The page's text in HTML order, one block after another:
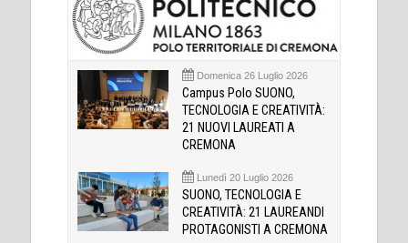
Domenica 26 Luglio 2026
Campus Polo SUONO,
TECNOLOGIA E CREATIVITÀ:
21 NUOVI LAUREATI A
CREMONA
Lunedì 20 Luglio 2026
SUONO, TECNOLOGIA E
CREATIVITÀ: 21 LAUREANDI
PROTAGONISTI A CREMONA